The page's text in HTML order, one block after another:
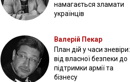
намагається зламати
українців
Валерій Пекар
План дій у часи зневіри:
від власної безпеки до
підтримки армії та
бізнесу